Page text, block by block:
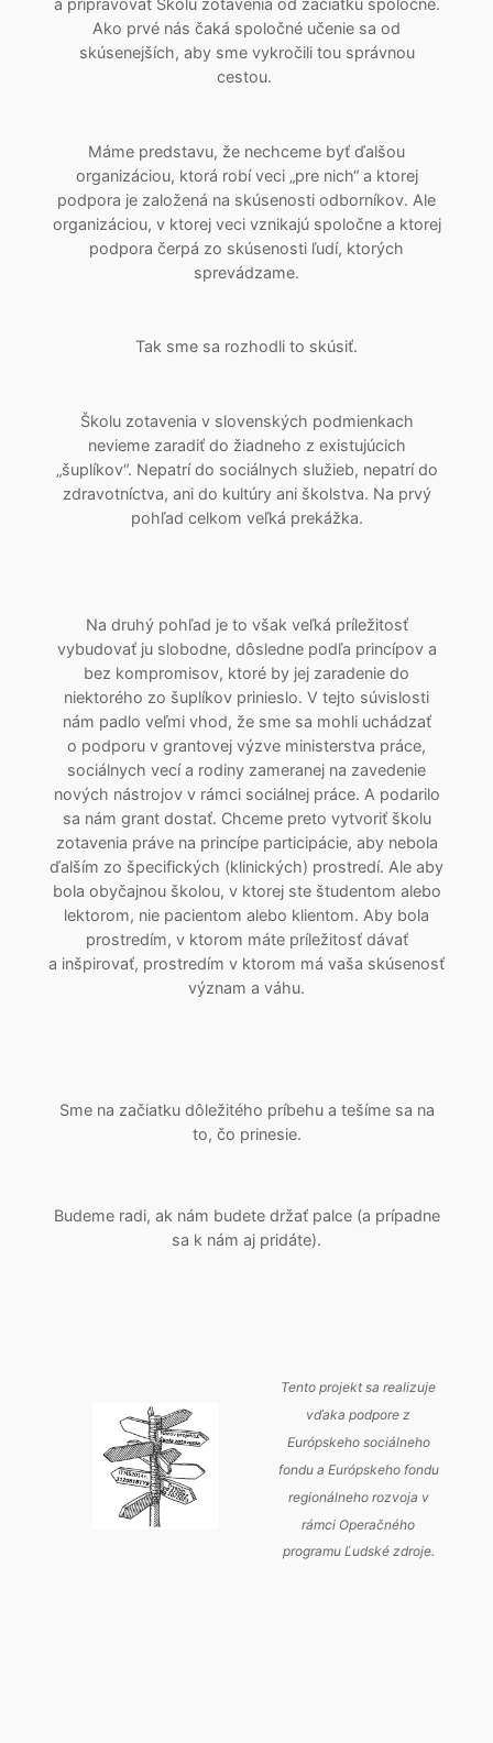
Ako prvé nás čaká spoločné učenie sa od
skúsenejších, aby sme vykročili tou správnou
cestou.
Máme predstavu, že nechceme byť ďalšou
organizáciou, ktorá robí veci „pre nich“ a ktorej
podpora je založená na skúsenosti odborníkov. Ale
organizáciou, v ktorej veci vznikajú spoločne a ktorej
podpora čerpá zo skúsenosti ľudí, ktorých
sprevádzame.
Tak sme sa rozhodli to skúsiť.
Školu zotavenia v slovenských podmienkach
nevieme zaradiť do žiadneho z existujúcich
„šuplíkov“. Nepatrí do sociálnych služieb, nepatrí do
zdravotníctva, ani do kultúry ani školstva. Na prvý
pohľad celkom veľká prekážka.
Na druhý pohľad je to však veľká príležitosť
vybudovať ju slobodne, dôsledne podľa princípov a
bez kompromisov, ktoré by jej zaradenie do
niektorého zo šuplíkov prinieslo. V tejto súvislosti
nám padlo veľmi vhod, že sme sa mohli uchádzať
o podporu v grantovej výzve ministerstva práce,
sociálnych vecí a rodiny zameranej na zavedenie
nových nástrojov v rámci sociálnej práce. A podarilo
sa nám grant dostať. Chceme preto vytvoriť školu
zotavenia práve na princípe participácie, aby nebola
ďalším zo špecifických (klinických) prostredí. Ale aby
bola obyčajnou školou, v ktorej ste študentom alebo
lektorom, nie pacientom alebo klientom. Aby bola
prostredím, v ktorom máte príležitosť dávať
a inšpirovať, prostredím v ktorom má vaša skúsenosť
význam a váhu.
Sme na začiatku dôležitého príbehu a tešíme sa na
to, čo prinesie.
Budeme radi, ak nám budete držať palce (a prípadne
sa k nám aj pridáte).
Tento projekt sa realizuje
vďaka podpore z
Európskeho sociálneho
fondu a Európskeho fondu
regionálneho rozvoja v
rámci Operačného
programu Ľudské zdroje.